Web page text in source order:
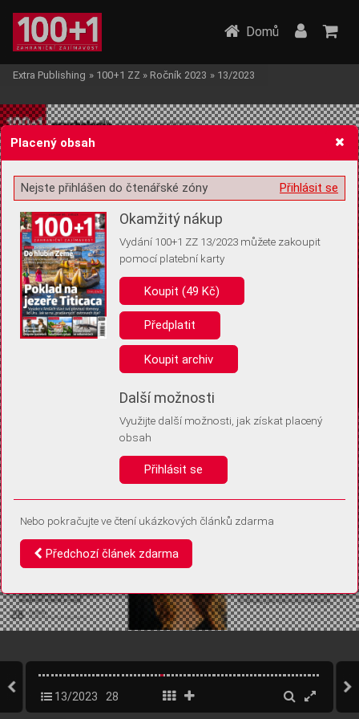
Žádost o souhlas s ukládáním volitelných informací
Pro základní fungování webu nepotřebujeme ukládat žádné informace
(tzv. cookies apod.). Rádi bychom vás ale požádali o souhlas s
uložením volitelných informací:
Anonymní unikátní ID
Díky němu příště poznáme, že se jedná o stejné zařízení, a
Identifikátor je zcela anonymní.
Vaše souhlasy a odmítnutí si ukládáme do vašeho zařízení, abychom se
vás už příště znovu neptali. Můžete je kdykoli později upravit ve Správě
Domů
Extra Publishing » 100+1 ZZ » Ročník 2023 » 13/2023
13/2023 28
Placený obsah
Přihlásit se
Nejste přihlášen do čtenářské zóny
Okamžitý nákup
Vydání 100+1 ZZ 13/2023 můžete zakoupit
pomocí platební karty
Koupit (49 Kč)
Předplatit
Koupit archiv
Další možnosti
Využijte další možnosti, jak získat placený
obsah
Přihlásit se
Nebo pokračujte ve čtení ukázkových článků zdarma
Předchozí článek zdarma